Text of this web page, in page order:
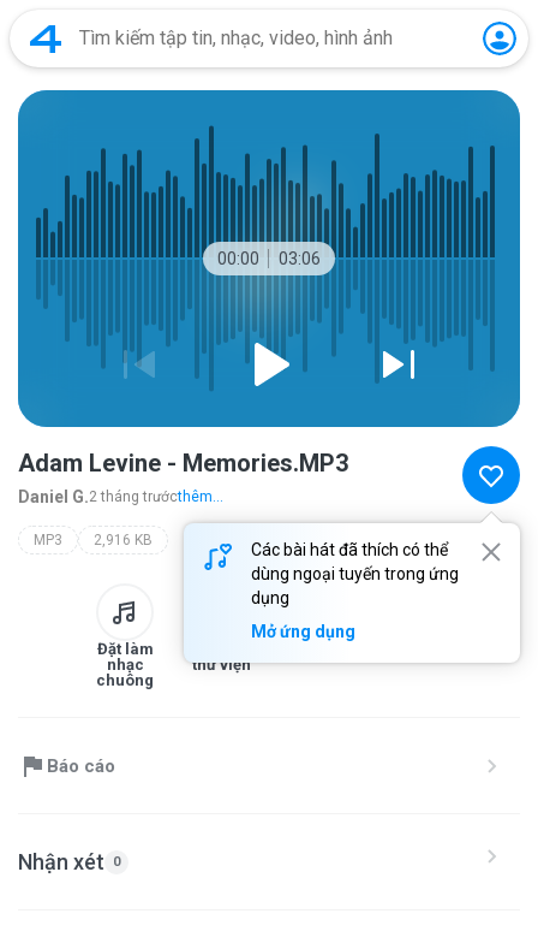
00:00 03:06
Các bài hát đã thích có thể
dùng ngoại tuyến trong ứng
dụng
Mở ứng dụng
Adam Levine - Memories.MP3
Daniel G.2 tháng trướcthêm...
MP3 2,916 KB
Đặt làm
nhạc
chuông
thư viện
Báo cáo
Nhận xét 0